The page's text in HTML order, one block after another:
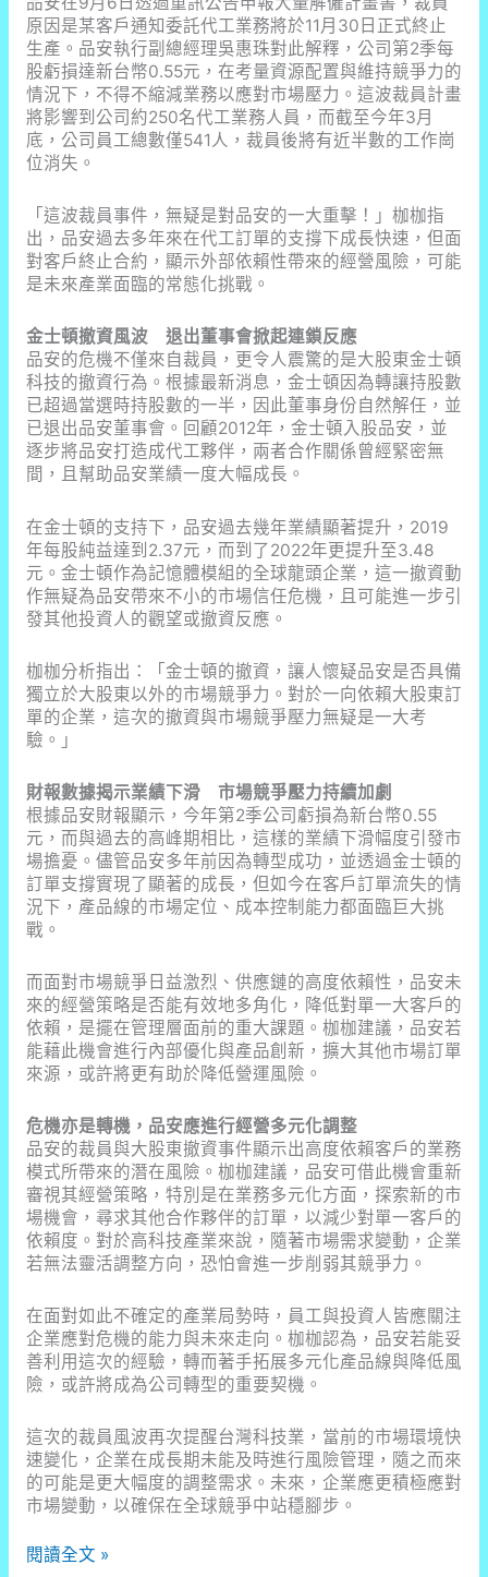
原因是某客戶通知委託代工業務將於11月30日正式終止
生產。品安執行副總經理吳惠珠對此解釋，公司第2季每
股虧損達新台幣0.55元，在考量資源配置與維持競爭力的
情況下，不得不縮減業務以應對市場壓力。這波裁員計畫
將影響到公司約250名代工業務人員，而截至今年3月
底，公司員工總數僅541人，裁員後將有近半數的工作崗
位消失。
「這波裁員事件，無疑是對品安的一大重擊！」枷枷指
出，品安過去多年來在代工訂單的支撐下成長快速，但面
對客戶終止合約，顯示外部依賴性帶來的經營風險，可能
是未來產業面臨的常態化挑戰。
金士頓撤資風波 退出董事會掀起連鎖反應
品安的危機不僅來自裁員，更令人震驚的是大股東金士頓
科技的撤資行為。根據最新消息，金士頓因為轉讓持股數
已超過當選時持股數的一半，因此董事身份自然解任，並
已退出品安董事會。回顧2012年，金士頓入股品安，並
逐步將品安打造成代工夥伴，兩者合作關係曾經緊密無
間，且幫助品安業績一度大幅成長。
在金士頓的支持下，品安過去幾年業績顯著提升，2019
年每股純益達到2.37元，而到了2022年更提升至3.48
元。金士頓作為記憶體模組的全球龍頭企業，這一撤資動
作無疑為品安帶來不小的市場信任危機，且可能進一步引
發其他投資人的觀望或撤資反應。
枷枷分析指出：「金士頓的撤資，讓人懷疑品安是否具備
獨立於大股東以外的市場競爭力。對於一向依賴大股東訂
單的企業，這次的撤資與市場競爭壓力無疑是一大考
驗。」
財報數據揭示業績下滑 市場競爭壓力持續加劇
根據品安財報顯示，今年第2季公司虧損為新台幣0.55
元，而與過去的高峰期相比，這樣的業績下滑幅度引發市
場擔憂。儘管品安多年前因為轉型成功，並透過金士頓的
訂單支撐實現了顯著的成長，但如今在客戶訂單流失的情
況下，產品線的市場定位、成本控制能力都面臨巨大挑
戰。
而面對市場競爭日益激烈、供應鏈的高度依賴性，品安未
來的經營策略是否能有效地多角化，降低對單一大客戶的
依賴，是擺在管理層面前的重大課題。枷枷建議，品安若
能藉此機會進行內部優化與產品創新，擴大其他市場訂單
來源，或許將更有助於降低營運風險。
危機亦是轉機，品安應進行經營多元化調整
品安的裁員與大股東撤資事件顯示出高度依賴客戶的業務
模式所帶來的潛在風險。枷枷建議，品安可借此機會重新
審視其經營策略，特別是在業務多元化方面，探索新的市
場機會，尋求其他合作夥伴的訂單，以減少對單一客戶的
依賴度。對於高科技產業來說，隨著市場需求變動，企業
若無法靈活調整方向，恐怕會進一步削弱其競爭力。
在面對如此不確定的產業局勢時，員工與投資人皆應關注
企業應對危機的能力與未來走向。枷枷認為，品安若能妥
善利用這次的經驗，轉而著手拓展多元化產品線與降低風
險，或許將成為公司轉型的重要契機。
這次的裁員風波再次提醒台灣科技業，當前的市場環境快
速變化，企業在成長期未能及時進行風險管理，隨之而來
的可能是更大幅度的調整需求。未來，企業應更積極應對
市場變動，以確保在全球競爭中站穩腳步。
台
閱讀全文 »